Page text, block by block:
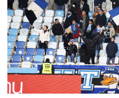
SZURKOLÓI